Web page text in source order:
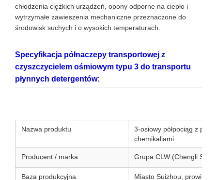
chłodzenia ciężkich urządzeń, opony odporne na ciepło i
wytrzymałe zawieszenia mechaniczne przeznaczone do
środowisk suchych i o wysokich temperaturach.
Specyfikacja półnaczepy transportowej z
czyszczycielem ośmiowym typu 3 do transportu
płynnych detergentów:
Nazwa produktu
3-osiowy półpociąg z
chemikaliami
Producent / marka Grupa CLW (Chengli
Baza produkcyjna Miasto Suizhou, prowincja